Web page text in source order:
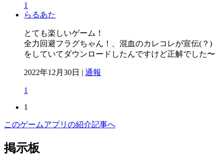
1
らるあた
とても楽しいゲーム！
全力回避フラグちゃん！、混血のカレコレが宣伝(？)
をしていてダウンロードしたんですけど正解でした〜
2022年12月30日 | 通報
1
1
このゲームアプリの紹介記事へ
掲示板